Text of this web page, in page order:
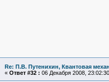
Re: П.В. Путенихин, Квантовая
« Ответ #32 : 06 Декабря 2008,